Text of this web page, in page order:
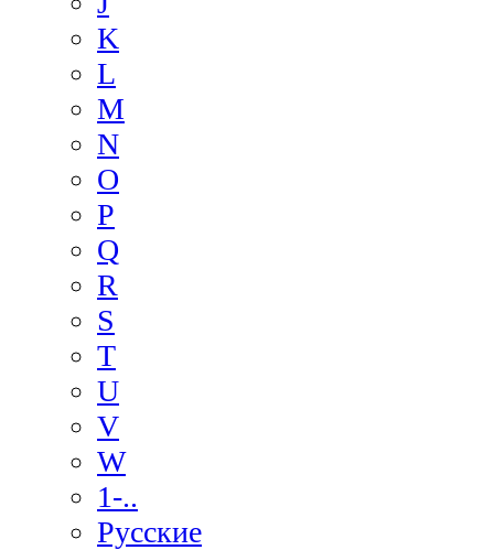
K
L
M
N
O
P
Q
R
S
T
U
V
W
1-..
Русские